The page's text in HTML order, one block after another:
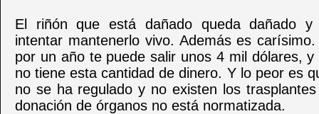
El riñón que está dañado queda dañado
intentar mantenerlo vivo. Además es
por un año te puede salir unos 4 mil dólares,
no tiene esta cantidad de dinero. Y lo peor es
no se ha regulado y no existen los
donación de órganos no está normatizada.